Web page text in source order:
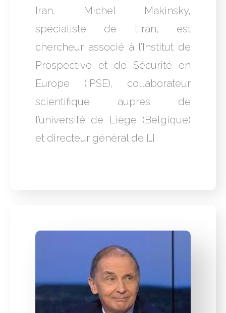
Iran. Michel Makinsky,
spécialiste de l’Iran, est
chercheur associé à l’Institut de
Prospective et de Sécurité en
Europe (IPSE), collaborateur
scientifique auprès de
l’université de Liège (Belgique)
et directeur général de […]